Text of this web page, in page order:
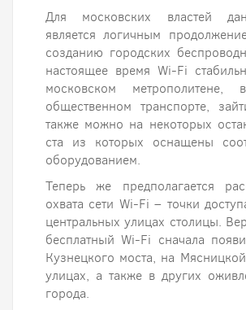
Для московских властей
является логичным
созданию городских
настоящее время Wi-Fi
московском метрополитене,
общественном транспорте,
также можно на некоторых
ста из которых оснащены
оборудованием.
Теперь же предполагается
охвата сети Wi-Fi – точки
центральных улицах столицы.
бесплатный Wi-Fi сначала
Кузнецкого моста, на
улицах, а также в других
города.